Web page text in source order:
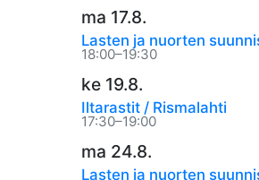
ma 17.8.
18:00–19:30
ke 19.8.
Iltarastit / Rismalahti
17:30–19:00
ma 24.8.